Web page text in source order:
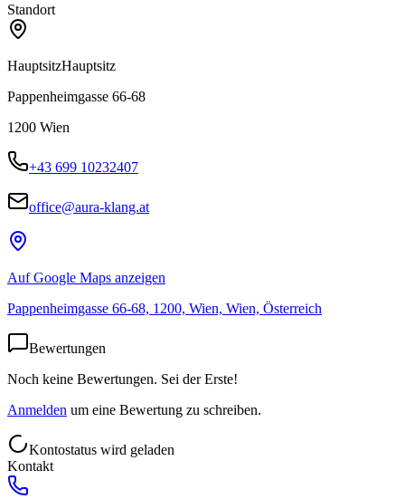
Standort
HauptsitzHauptsitz
Pappenheimgasse 66-68
1200 Wien
+43 699 10232407
office@aura-klang.at
Auf Google Maps anzeigen
Pappenheimgasse 66-68, 1200, Wien, Wien, Österreich
Bewertungen
Noch keine Bewertungen. Sei der Erste!
Anmelden um eine Bewertung zu schreiben.
Kontostatus wird geladen
Kontakt